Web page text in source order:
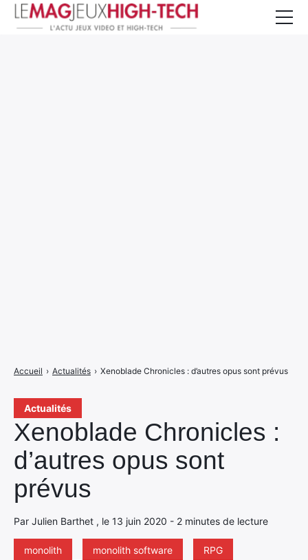
Actualités
Xenoblade Chronicles :
d’autres opus sont
prévus
Par Julien Barthet , le 13 juin 2020 - 2 minutes de lecture
monolith monolith software
RPG
Accueil › Actualités › Xenoblade Chronicles : d’autres opus sont prévus